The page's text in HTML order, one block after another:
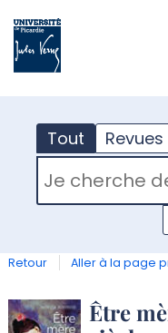
Tout Revues
RECHERCHER DANS
Retour Aller à la page
Détail Être